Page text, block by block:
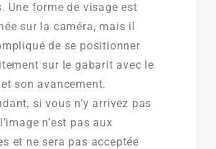
Une forme de visage est
sur la caméra, mais il
de se positionner
sur le gabarit avec le
son avancement.
si vous n’y arrivez pas
n’est pas aux
et ne sera pas acceptée